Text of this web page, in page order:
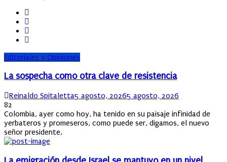
Editoriales y Opiniones
La sospecha como otra clave de resistencia
Author
Reinaldo SpitalettaPosted
5 agosto, 20265 agosto, 2026
82
Colombia, ayer como hoy, ha tenido en su paisaje infinidad de
yerbateros y promeseros, como puede ser, digamos, el nuevo
señor presidente.